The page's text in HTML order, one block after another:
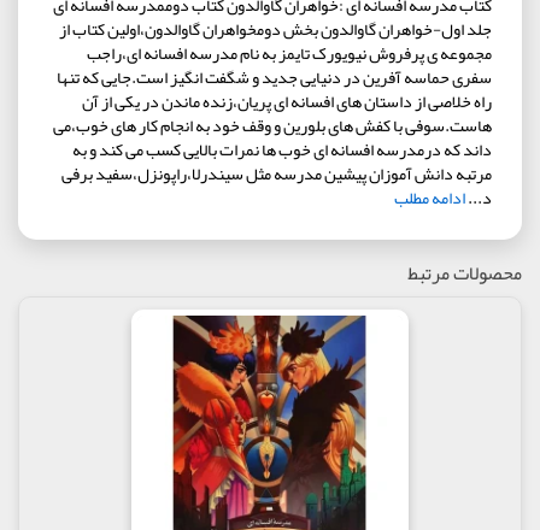
جلد اول-خواهران گاوالدون بخش دومخواهران گاوالدون،اولین کتاب از
مجموعه ی پرفروش نیویورک تایمز به نام مدرسه افسانه ای،راجب
سفری حماسه آفرین در دنیایی جدید و شگفت انگیز است.جایی که تنها
راه خلاصی از داستان های افسانه ای پریان،زنده ماندن در یکی از آن
هاست.سوفی با کفش های بلورین و وقف خود به انجام کار های خوب،می
داند که درمدرسه افسانه ای خوب ها نمرات بالایی کسب می کند و به
مرتبه دانش آموزان پیشین مدرسه مثل سیندرلا،راپونزل،سفید برفی
د...ادامه مطلب
محصولات مرتبط